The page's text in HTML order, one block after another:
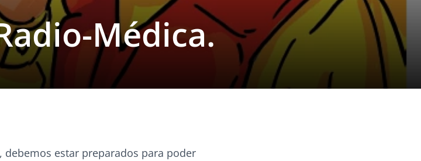
Médica.
estar preparados para poder